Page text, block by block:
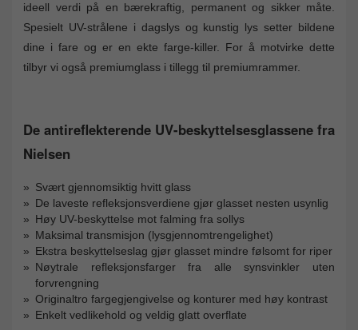
ideell verdi på en bærekraftig, permanent og sikker måte.
Spesielt UV-strålene i dagslys og kunstig lys setter bildene
dine i fare og er en ekte farge-killer. For å motvirke dette
tilbyr vi også premiumglass i tillegg til premiumrammer.
De antireflekterende UV-beskyttelsesglassene fra
Nielsen
Svært gjennomsiktig hvitt glass
De laveste refleksjonsverdiene gjør glasset nesten usynlig
Høy UV-beskyttelse mot falming fra sollys
Maksimal transmisjon (lysgjennomtrengelighet)
Ekstra beskyttelseslag gjør glasset mindre følsomt for riper
Nøytrale refleksjonsfarger fra alle synsvinkler uten
forvrengning
Originaltro fargegjengivelse og konturer med høy kontrast
Enkelt vedlikehold og veldig glatt overflate